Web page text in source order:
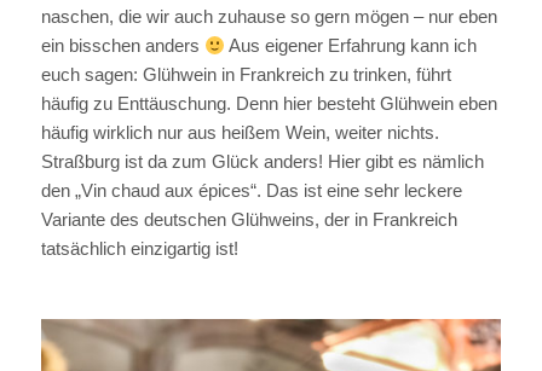
naschen, die wir auch zuhause so gern mögen – nur eben
ein bisschen anders
Aus eigener Erfahrung kann ich
euch sagen: Glühwein in Frankreich zu trinken, führt
häufig zu Enttäuschung. Denn hier besteht Glühwein eben
häufig wirklich nur aus heißem Wein, weiter nichts.
Straßburg ist da zum Glück anders! Hier gibt es nämlich
den „Vin chaud aux épices“. Das ist eine sehr leckere
Variante des deutschen Glühweins, der in Frankreich
tatsächlich einzigartig ist!